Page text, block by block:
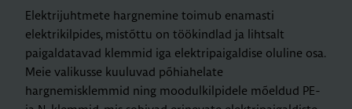
Elektrijuhtmete hargnemine toimub enamasti
elektrikilpides, mistõttu on töökindlad ja lihtsalt
paigaldatavad klemmid iga elektripaigaldise oluline osa.
Meie valikusse kuuluvad põhiahelate
hargnemisklemmid ning moodulkilpidele mõeldud PE-